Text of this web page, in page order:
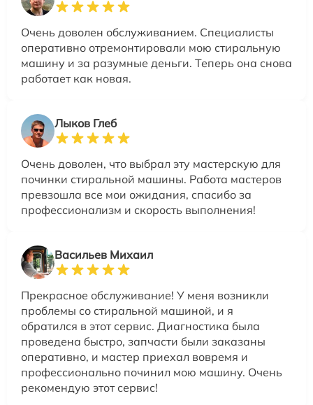
Очень доволен обслуживанием. Специалисты
оперативно отремонтировали мою стиральную
машину и за разумные деньги. Теперь она снова
работает как новая.
Лыков Глеб
Очень доволен, что выбрал эту мастерскую для
починки стиральной машины. Работа мастеров
превзошла все мои ожидания, спасибо за
профессионализм и скорость выполнения!
Васильев Михаил
Прекрасное обслуживание! У меня возникли
проблемы со стиральной машиной, и я
обратился в этот сервис. Диагностика была
проведена быстро, запчасти были заказаны
оперативно, и мастер приехал вовремя и
профессионально починил мою машину. Очень
рекомендую этот сервис!